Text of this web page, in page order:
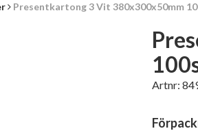
Presentkartong 3 Vit 380x300x50mm
Artnr: